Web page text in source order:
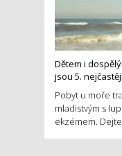
Dětem i
jsou 5.
Pobyt u moře
mladistvým s
ekzémem.